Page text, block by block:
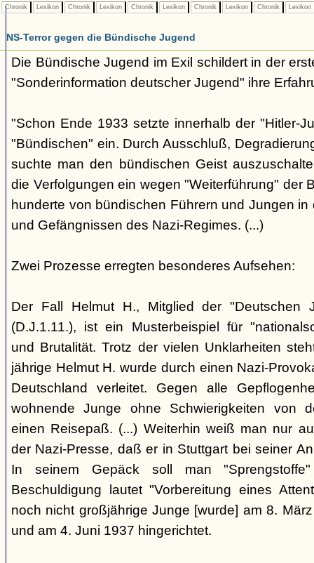
Chronik Lexikon Chronik Lexikon Chronik Lexikon Chronik Lexikon Chronik Lexikon
NS-Terror gegen die Bündische Jugend
Die Bündische Jugend im Exil schildert in der
"Sonderinformation deutscher Jugend" ihre
"Schon Ende 1933 setzte innerhalb der "Hitler-
"Bündischen" ein. Durch Ausschluß,
suchte man den bündischen Geist
die Verfolgungen ein wegen "Weiterführung" der
hunderte von bündischen Führern und Jungen
und Gefängnissen des Nazi-Regimes. (...)
Zwei Prozesse erregten besonderes Aufsehen:
Der Fall Helmut H., Mitglied der "Deutschen
(D.J.1.11.), ist ein Musterbeispiel für
und Brutalität. Trotz der vielen Unklarheiten
jährige Helmut H. wurde durch einen Nazi-
Deutschland verleitet. Gegen alle
wohnende Junge ohne Schwierigkeiten von
einen Reisepaß. (...) Weiterhin weiß man nur
der Nazi-Presse, daß er in Stuttgart bei seiner
In seinem Gepäck soll man
Beschuldigung lautet "Vorbereitung eines
noch nicht großjährige Junge [wurde] am 8.
und am 4. Juni 1937 hingerichtet.